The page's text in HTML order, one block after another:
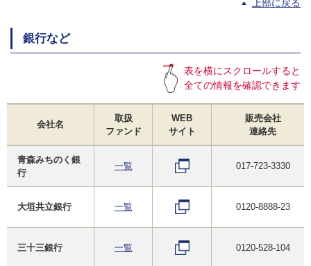
上部に戻る
銀行など
表を横にスクロールすると
全ての情報を確認できます
会社名
取扱
ファンド
WEB
サイト
販売会社
連絡先
青森みちのく銀
行
一覧 017-723-3330
大垣共立銀行 一覧 0120-8888-23
三十三銀行 一覧 0120-528-104